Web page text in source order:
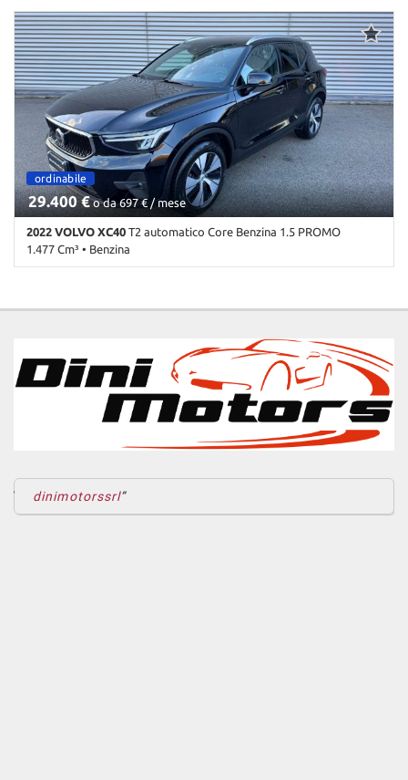
89.800 Km • Cambio Manuale (6) • Nero metallizzato • 5 Porte •
ABS • Airbag • Airbag laterali • Airbag Passeggero • Airbag testa •
Autoradio • Autoradio digitale • Bluetooth • Bracciolo • Cerchi in
lega • Chiusura centralizzata • Climatizzatore • Controllo
elettronico della corsia • Controllo trazione • Cruise Control • ESP
• Fari LED • Frenata d'emergenza assistita • Immobilizzatore
elettronico • Riconoscimento dei segnali stradali • Sensore di luce •
Sensore di pioggia • Servosterzo • Specchietti laterali elettrici •
Trazione integrale
ordinabile
29.400 €o da 697 € / mese
2022 VOLVO XC40 T2 automatico Core Benzina 1.5 PROMO
1.477 Cm³ • Benzina
Passeggero • Airbag testa • Alzacristalli elettrici • Android Auto •
digitale • Bluetooth • Bracciolo • Carica per smartphone a
induzione • Cerchi in lega • Chiamata automatica per emergenze •
Chiusura centralizzata • Chiusura centralizzata telecomandata •
Climatizzatore • Climatizzatore automatico, 2 zone • Controllo
automatico clima • Controllo trazione • Controllo vocale • Cruise
control • Cruise Control • ESP • Fari di profondità
antiabbagliamento • Fari full-LED • Fari LED • Frenata d'emergenza
d'ambiente • Luci diurne • Luci diurne LED • Monitoraggio
pressione pneumatici • Park Distance Control • Portellone
dinimotorssrl